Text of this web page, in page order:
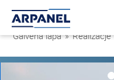
Galvenā lapa » Realizacje